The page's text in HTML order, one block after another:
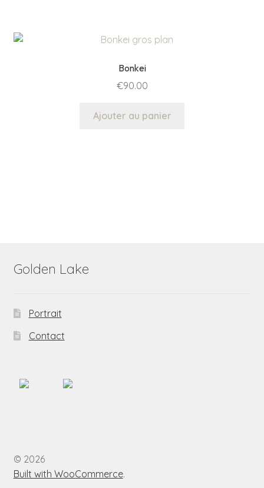
Bonkei
€90.00
Ajouter au panier
Golden Lake
Portrait
Contact
© 2026
Built with WooCommerce.